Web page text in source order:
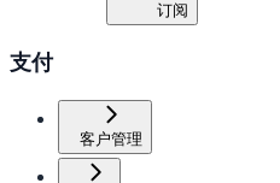
订阅
支付
客户管理